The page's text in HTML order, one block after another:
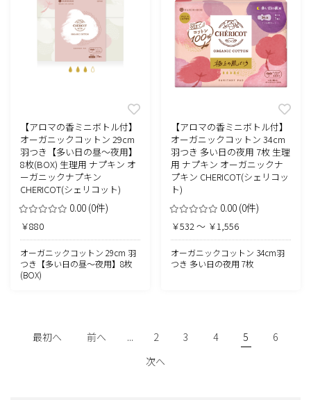
【アロマの香ミニボトル付】
オーガニックコットン 29cm
羽つき【多い日の昼～夜用】
8枚(BOX) 生理用 ナプキン オ
ーガニックナプキン
CHERICOT(シェリコット)
0.00 (0件)
￥880
オーガニックコットン 29cm 羽
つき【多い日の昼～夜用】8枚
(BOX)
【アロマの香ミニボトル付】
オーガニックコットン 34cm
羽つき 多い日の夜用 7枚 生理
用 ナプキン オーガニックナ
プキン CHERICOT(シェリコッ
ト)
0.00 (0件)
￥532 ～ ￥1,556
オーガニックコットン 34cm羽
つき 多い日の夜用 7枚
最初へ 前へ ... 2 3 4 5
6
次へ